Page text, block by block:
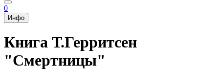
0
Инфо
Книга Т.Герритсен
"Смертницы"